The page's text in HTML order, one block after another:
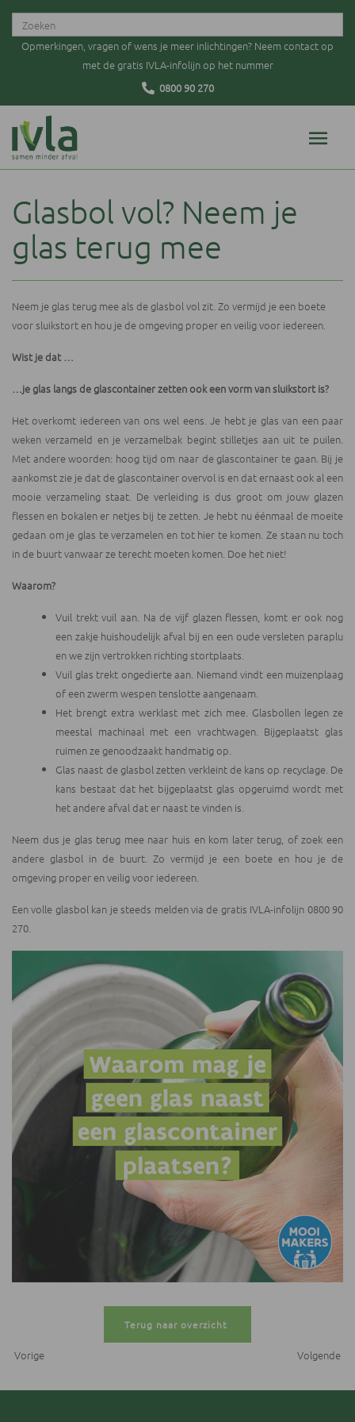
Opmerkingen, vragen of wens je meer inlichtingen? Neem contact op
met de gratis IVLA-infolijn op het nummer
0800 90 270
Glasbol vol? Neem je
glas terug mee
Neem je glas terug mee als de glasbol vol zit. Zo vermijd je een boete
voor sluikstort en hou je de omgeving proper en veilig voor iedereen.
Wist je dat …
…je glas langs de glascontainer zetten ook een vorm van sluikstort is?
Het overkomt iedereen van ons wel eens. Je hebt je glas van een paar
weken verzameld en je verzamelbak begint stilletjes aan uit te puilen.
Met andere woorden: hoog tijd om naar de glascontainer te gaan. Bij je
aankomst zie je dat de glascontainer overvol is en dat ernaast ook al een
mooie verzameling staat. De verleiding is dus groot om jouw glazen
flessen en bokalen er netjes bij te zetten. Je hebt nu éénmaal de moeite
gedaan om je glas te verzamelen en tot hier te komen. Ze staan nu toch
in de buurt vanwaar ze terecht moeten komen. Doe het niet!
Waarom?
Vuil trekt vuil aan. Na de vijf glazen flessen, komt er ook nog
een zakje huishoudelijk afval bij en een oude versleten paraplu
en we zijn vertrokken richting stortplaats.
Vuil glas trekt ongedierte aan. Niemand vindt een muizenplaag
of een zwerm wespen tenslotte aangenaam.
Het brengt extra werklast met zich mee. Glasbollen legen ze
meestal machinaal met een vrachtwagen. Bijgeplaatst glas
ruimen ze genoodzaakt handmatig op.
Glas naast de glasbol zetten verkleint de kans op recyclage. De
kans bestaat dat het bijgeplaatst glas opgeruimd wordt met
het andere afval dat er naast te vinden is.
Neem dus je glas terug mee naar huis en kom later terug, of zoek een
andere glasbol in de buurt. Zo vermijd je een boete en hou je de
omgeving proper en veilig voor iedereen.
Een volle glasbol kan je steeds melden via de gratis IVLA-infolijn 0800 90
270.
Vorige Volgende
Terug naar overzicht